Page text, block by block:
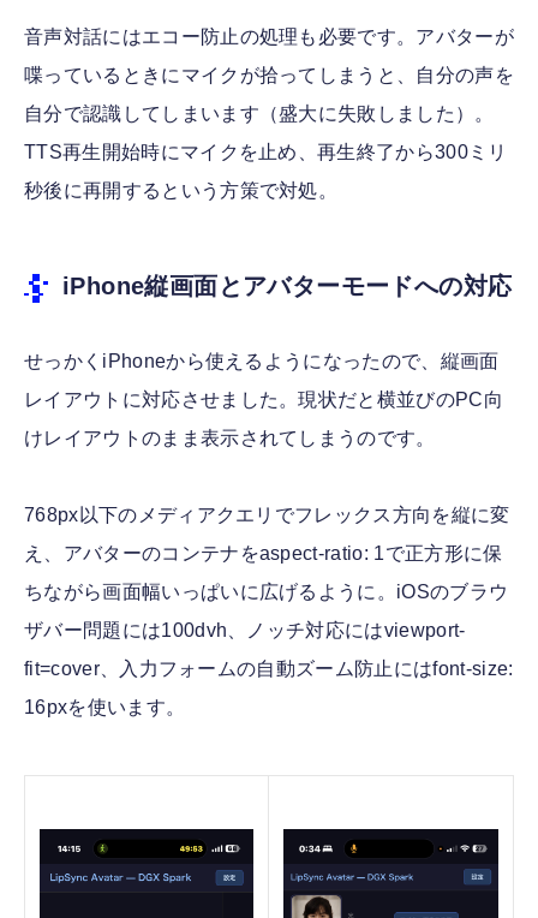
音声対話にはエコー防止の処理も必要です。アバターが
喋っているときにマイクが拾ってしまうと、自分の声を
自分で認識してしまいます（盛大に失敗しました）。
TTS再生開始時にマイクを止め、再生終了から300ミリ
秒後に再開するという方策で対処。
iPhone縦画面とアバターモードへの対応
せっかくiPhoneから使えるようになったので、縦画面
レイアウトに対応させました。現状だと横並びのPC向
けレイアウトのまま表示されてしまうのです。
768px以下のメディアクエリでフレックス方向を縦に変
え、アバターのコンテナをaspect-ratio: 1で正方形に保
ちながら画面幅いっぱいに広げるように。iOSのブラウ
ザバー問題には100dvh、ノッチ対応にはviewport-
fit=cover、入力フォームの自動ズーム防止にはfont-size:
16pxを使います。